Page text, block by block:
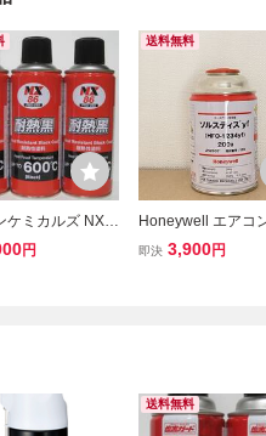
ケミカルズ NX8
ブラック 600℃
円
送料無料
Honeywell エアコ
ソルスティス
即決 3,900円
送料無料